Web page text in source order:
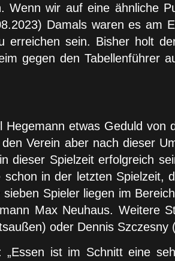
wir auf eine ähnliche
Damals waren es
erreichen sein. Bisher holt
gegen den Tabellenführer
etwas Geduld
Verein aber nach dieser
dieser Spielzeit erfolgreich
in der letzten Spielzeit,
Spieler liegen im
Max Neuhaus. Weitere
oder Dennis Szczesny
„Essen ist im Schnitt eine